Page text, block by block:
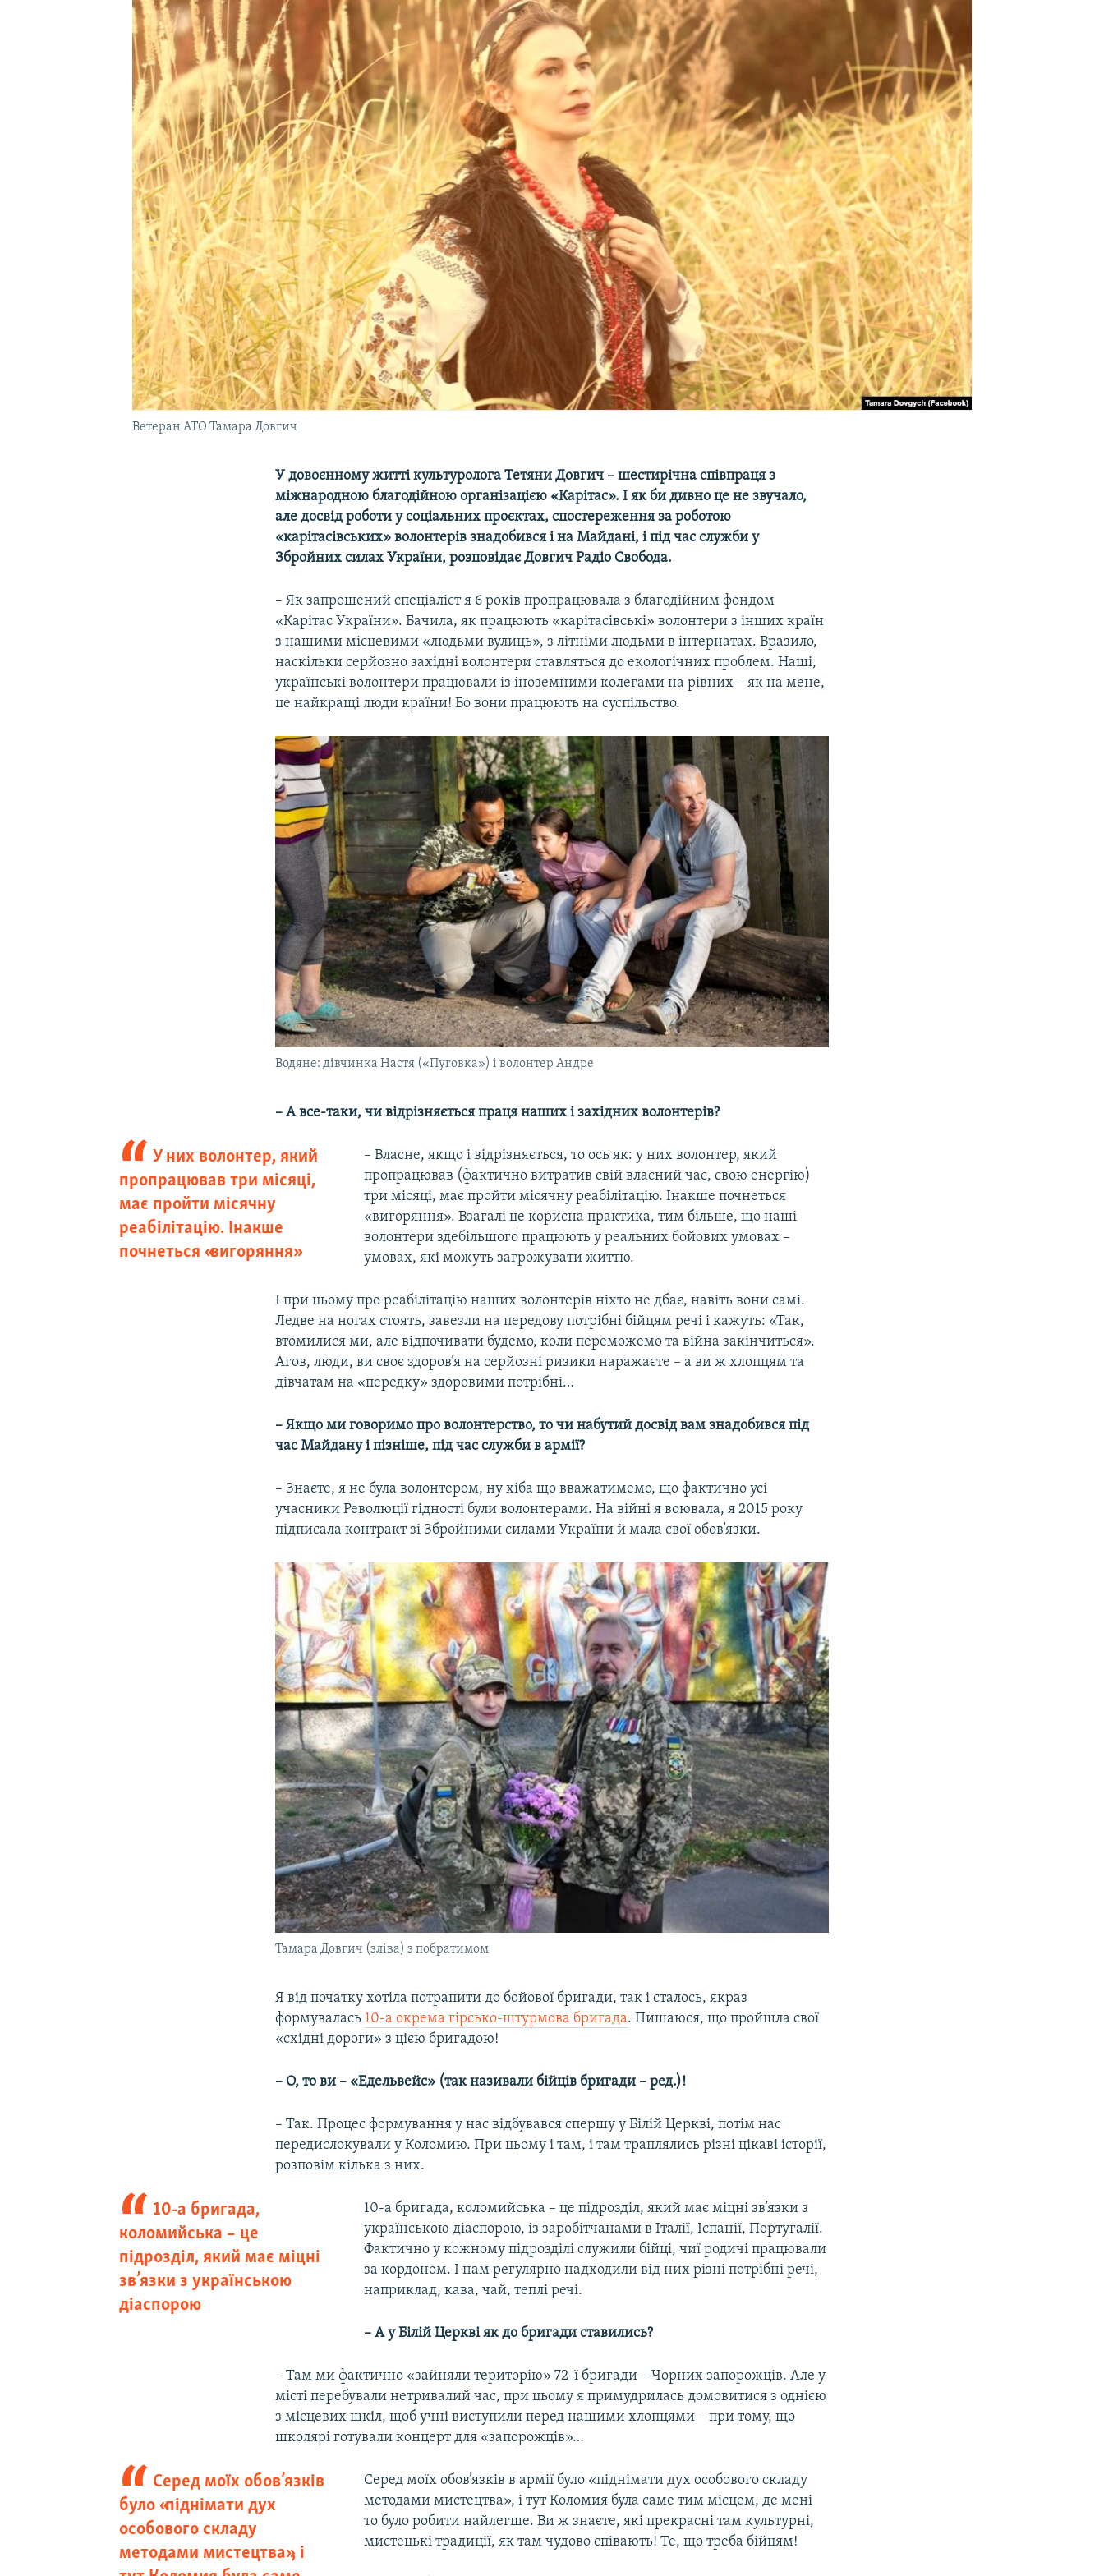
УКРАЇНСЬКА ПРОБЛЕМА КРИМУ
Ветеран АТО Тамара Довгич
У довоєнному житті культуролога Тетяни Довгич – шестирічна співпраця з
міжнародною благодійною організацією «Карітас». І як би дивно це не звучало,
але досвід роботи у соціальних проєктах, спостереження за роботою
«карітасівських» волонтерів знадобився і на Майдані, і під час служби у
Збройних силах України, розповідає Довгич Радіо Свобода.
– Як запрошений спеціаліст я 6 років пропрацювала з благодійним фондом
«Карітас України». Бачила, як працюють «карітасівські» волонтери з інших країн
з нашими місцевими «людьми вулиць», з літніми людьми в інтернатах. Вразило,
наскільки серйозно західні волонтери ставляться до екологічних проблем. Наші,
українські волонтери працювали із іноземними колегами на рівних – як на мене,
це найкращі люди країни! Бо вони працюють на суспільство.
Водяне: дівчинка Настя («Пуговка») і волонтер Андре
– А все-таки, чи відрізняється праця наших і західних волонтерів?
У них волонтер, який
пропрацював три місяці,
має пройти місячну
реабілітацію. Інакше
почнеться «вигоряння»
– Власне, якщо і відрізняється, то ось як: у них волонтер, який
пропрацював (фактично витратив свій власний час, свою енергію)
три місяці, має пройти місячну реабілітацію. Інакше почнеться
«вигоряння». Взагалі це корисна практика, тим більше, що наші
волонтери здебільшого працюють у реальних бойових умовах –
умовах, які можуть загрожувати життю.
І при цьому про реабілітацію наших волонтерів ніхто не дбає, навіть вони самі.
Ледве на ногах стоять, завезли на передову потрібні бійцям речі і кажуть: «Так,
втомилися ми, але відпочивати будемо, коли переможемо та війна закінчиться».
Агов, люди, ви своє здоров’я на серйозні ризики наражаєте – а ви ж хлопцям та
дівчатам на «передку» здоровими потрібні…
– Якщо ми говоримо про волонтерство, то чи набутий досвід вам знадобився під
час Майдану і пізніше, під час служби в армії?
– Знаєте, я не була волонтером, ну хіба що вважатимемо, що фактично усі
учасники Революції гідності були волонтерами. На війні я воювала, я 2015 року
підписала контракт зі Збройними силами України й мала свої обов’язки.
Тамара Довгич (зліва) з побратимом
Я від початку хотіла потрапити до бойової бригади, так і сталось, якраз
формувалась 10-а окрема гірсько-штурмова бригада. Пишаюся, що пройшла свої
«східні дороги» з цією бригадою!
– О, то ви – «Едельвейс» (так називали бійців бригади – ред.)!
– Так. Процес формування у нас відбувався спершу у Білій Церкві, потім нас
передислокували у Коломию. При цьому і там, і там траплялись різні цікаві історії,
розповім кілька з них.
10-а бригада,
коломийська – це
підрозділ, який має міцні
зв’язки з українською
діаспорою
10-а бригада, коломийська – це підрозділ, який має міцні зв’язки з
українською діаспорою, із заробітчанами в Італії, Іспанії, Португалії.
Фактично у кожному підрозділі служили бійці, чиї родичі працювали
за кордоном. І нам регулярно надходили від них різні потрібні речі,
наприклад, кава, чай, теплі речі.
– А у Білій Церкві як до бригади ставились?
– Там ми фактично «зайняли територію» 72-ї бригади – Чорних запорожців. Але у
місті перебували нетривалий час, при цьому я примудрилась домовитися з однією
з місцевих шкіл, щоб учні виступили перед нашими хлопцями – при тому, що
школярі готували концерт для «запорожців»…
Серед моїх обов’язків
було «піднімати дух
особового складу
методами мистецтва», і
Серед моїх обов’язків в армії було «піднімати дух особового складу
методами мистецтва», і тут Коломия була саме тим місцем, де мені
то було робити найлегше. Ви ж знаєте, які прекрасні там культурні,
мистецькі традиції, як там чудово співають! Те, що треба бійцям!